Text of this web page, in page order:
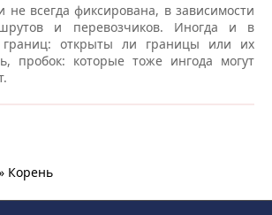
ул. Степана Бандеры, 6 –
не всегда фиксирована, в зависимости
и перевозчиков. Иногда и в
границ: открыты ли границы или их
пробок: которые тоже ингода могут
Корень